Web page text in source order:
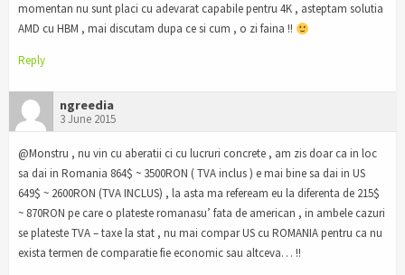
momentan nu sunt placi cu adevarat capabile pentru 4K , asteptam solutia
AMD cu HBM , mai discutam dupa ce si cum , o zi faina !!
Reply
ngreedia
3 June 2015
@Monstru , nu vin cu aberatii ci cu lucruri concrete , am zis doar ca in loc
sa dai in Romania 864$ ~ 3500RON ( TVA inclus ) e mai bine sa dai in US
649$ ~ 2600RON (TVA INCLUS) , la asta ma refeream eu la diferenta de 215$
~ 870RON pe care o plateste romanasu’ fata de american , in ambele cazuri
se plateste TVA – taxe la stat , nu mai compar US cu ROMANIA pentru ca nu
exista termen de comparatie fie economic sau altceva… !!